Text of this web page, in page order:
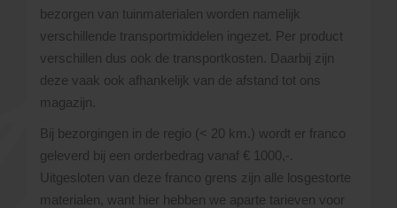
bezorgen van tuinmaterialen worden namelijk
verschillende transportmiddelen ingezet. Per product
verschillen dus ook de transportkosten. Daarbij zijn
deze vaak ook afhankelijk van de afstand tot ons
magazijn.
Bij bezorgingen in de regio (< 20 km.) wordt er franco
geleverd bij een orderbedrag vanaf € 1000,-.
Uitgesloten van deze franco grens zijn alle losgestorte
materialen, want hier hebben we aparte tarieven voor